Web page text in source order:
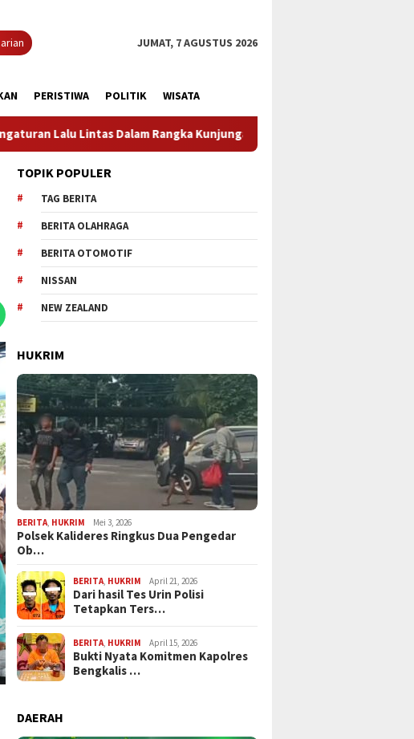
JUMAT, 7 AGUSTUS 2026
PERISTIWA POLITIK WISATA
Kunjungan Menteri Pertahanan RI
TOPIK POPULER
TAG BERITA
BERITA OLAHRAGA
BERITA OTOMOTIF
NISSAN
NEW ZEALAND
HUKRIM
BERITA HUKRIM Mei 3, 2026
Polsek Kalideres Ringkus Dua Pengedar
Ob…
BERITA HUKRIM April 21, 2026
Dari hasil Tes Urin Polisi
Tetapkan Ters…
BERITA HUKRIM April 15, 2026
Bukti Nyata Komitmen Kapolres
Bengkalis …
DAERAH